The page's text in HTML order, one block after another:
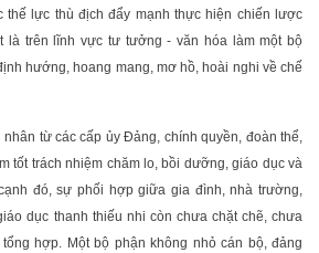
thế lực thù địch đẩy mạnh thực hiện chiến lược
là trên lĩnh vực tư tưởng - văn hóa làm một bộ
hướng, hoang mang, mơ hồ, hoài nghi về chế
từ các cấp ủy Đảng, chính quyền, đoàn thể,
tốt trách nhiệm chăm lo, bồi dưỡng, giáo dục và
đó, sự phối hợp giữa gia đình, nhà trường,
dục thanh thiếu nhi còn chưa chặt chẽ, chưa
hợp. Một bộ phận không nhỏ cán bộ, đảng